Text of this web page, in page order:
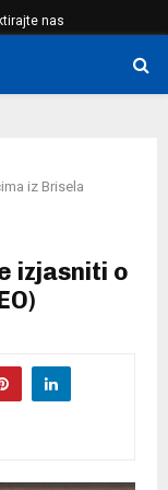
nas
iz Brisela
izjasniti o